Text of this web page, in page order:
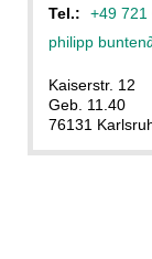
Tel.:
+49 721
philipp bunten
Kaiserstr. 12
Geb. 11.40
76131